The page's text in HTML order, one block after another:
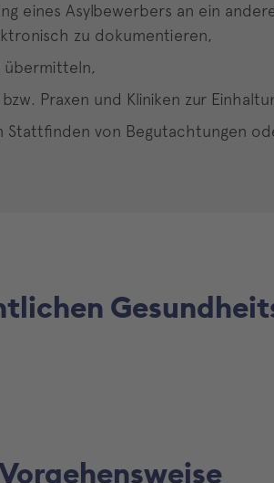
eines Asylbewerbers an ein
zu dokumentieren,
übermitteln,
Praxen und Kliniken zur
von Begutachtungen